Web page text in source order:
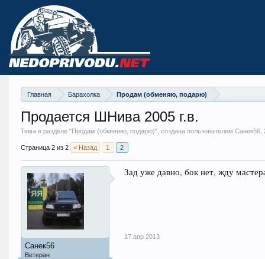
Главная Барахолка Продам (обменяю, подарю)
Продается ШНива 2005 г.в.
Тема в разделе "Продам (обменяю, подарю)", создана пользователем Санек56,
Страница 2 из 2 < Назад 1 2
Санек56
Ветеран
Зад уже давно, бок нет, жду
17 апр 2013